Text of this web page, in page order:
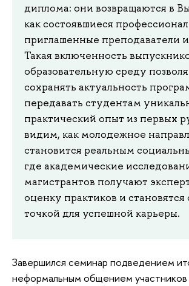
диплома: они возвращаются в
как состоявшиеся
приглашенные преподаватели
Такая включенность
образовательную среду
сохранять актуальность
передавать студентам
практический опыт из первых
видим, как молодежное
становится реальным
где академические
магистрантов получают
оценку практиков и становятся
точкой для успешной карьеры.
Завершился семинар подведением
неформальным общением